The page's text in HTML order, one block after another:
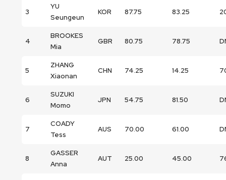
3
YU
Seungeun
KOR 87.75 83.25
4
BROOKES
Mia
GBR 80.75 78.75
5
ZHANG
Xiaonan
CHN 74.25 14.25
6
SUZUKI
Momo
JPN 54.75 81.50
7
COADY
Tess
AUS 70.00 61.00
8
GASSER
Anna
AUT 25.00 45.00